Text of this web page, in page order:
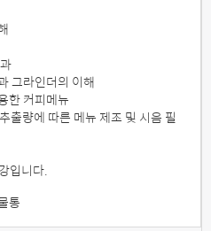
그라인더의 이해
한 커피메뉴
출량에 따른 메뉴 제조 및 시음 필
입니다.
통